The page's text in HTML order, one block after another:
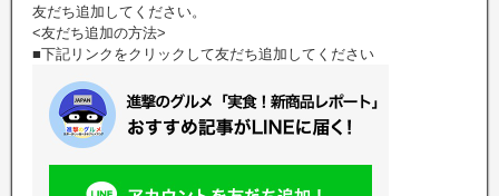
友だち追加してください。
<友だち追加の方法>
■下記リンクをクリックして友だち追加してください